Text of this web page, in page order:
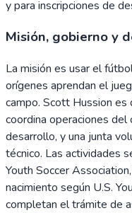
y para inscripciones de
Misión, gobierno y
La misión es usar el
orígenes aprendan el
campo. Scott Hussion
coordina operaciones
desarrollo, y una junta
técnico. Las actividades
Youth Soccer
nacimiento según U.S.
completan el trámite de